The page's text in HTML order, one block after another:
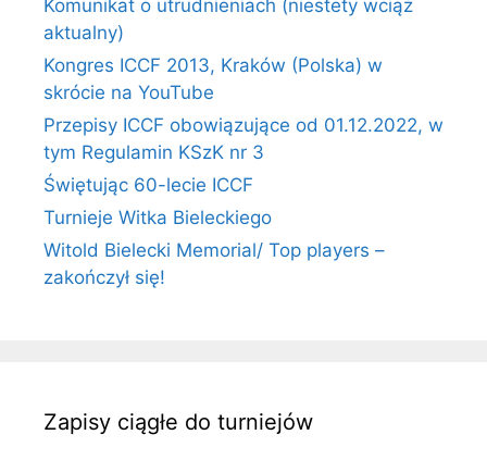
Komunikat o utrudnieniach (niestety wciąż
aktualny)
Kongres ICCF 2013, Kraków (Polska) w
skrócie na YouTube
Przepisy ICCF obowiązujące od 01.12.2022, w
tym Regulamin KSzK nr 3
Świętując 60-lecie ICCF
Turnieje Witka Bieleckiego
Witold Bielecki Memorial/ Top players –
zakończył się!
Zapisy ciągłe do turniejów